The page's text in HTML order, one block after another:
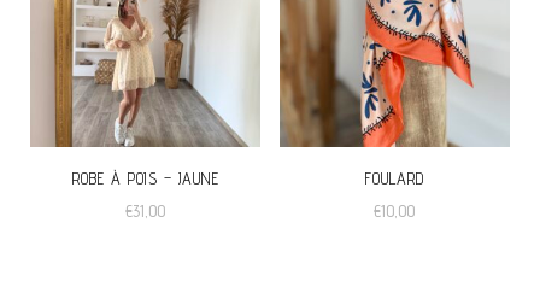
ROBE À POIS – JAUNE
€31,00
FOULARD
€10,00